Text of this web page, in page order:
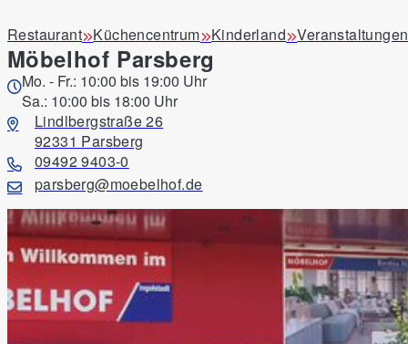
Restaurant Küchencentrum Kinderland Veranstaltungen
Möbelhof Parsberg
Mo. - Fr.: 10:00 bis 19:00 Uhr
Sa.: 10:00 bis 18:00 Uhr
Lindlbergstraße 26
92331 Parsberg
09492 9403-0
parsberg@moebelhof.de
Unsere Produkte
Produkttyp Raum
homechic
Garderobe Weya, grün, Breite ca. 144 cm
349,00 €